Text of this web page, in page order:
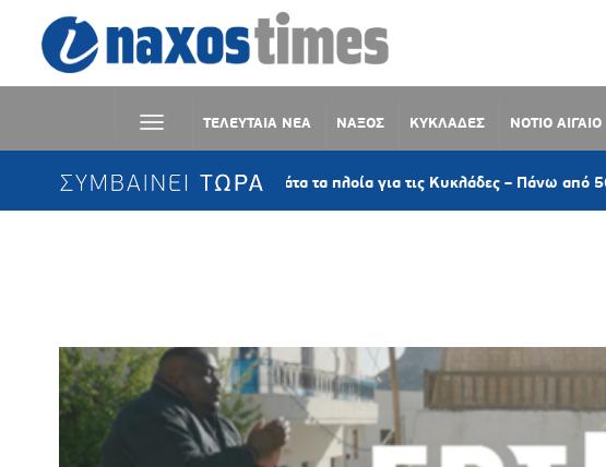
ΤΕΛΕΥΤΑΙΑ ΝΕΑ ΝΑΞΟΣ ΚΥΚΛΑΔΕΣ ΝΟΤΙΟ ΑΙΓΑΙΟ
ΣΥΜΒΑΙΝΕΙ ΤΩΡΑ
Αυγουστιάτικη έξοδος: Γεμάτα τα πλοία για τις Κυκλάδες – Πάνω από 56.000